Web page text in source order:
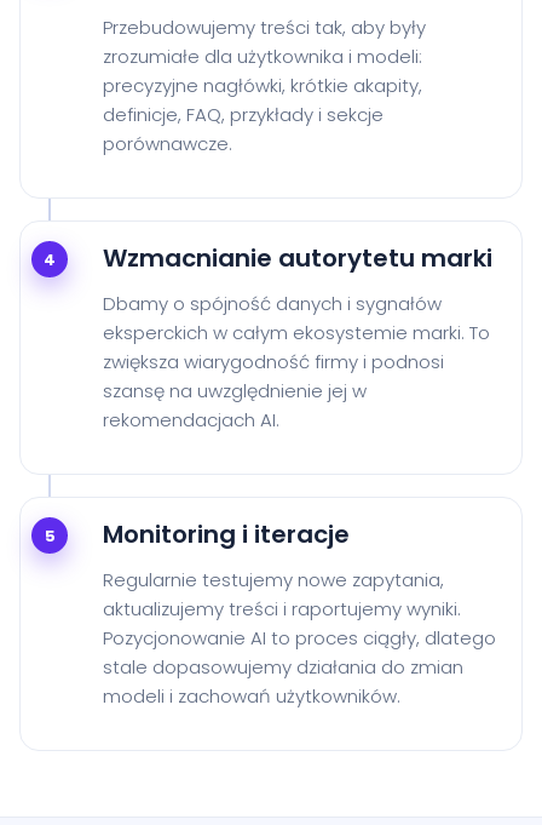
Przebudowujemy treści tak, aby były
zrozumiałe dla użytkownika i modeli:
precyzyjne nagłówki, krótkie akapity,
definicje, FAQ, przykłady i sekcje
porównawcze.
4 Wzmacnianie autorytetu marki
Dbamy o spójność danych i sygnałów
eksperckich w całym ekosystemie marki. To
zwiększa wiarygodność firmy i podnosi
szansę na uwzględnienie jej w
rekomendacjach AI.
5 Monitoring i iteracje
Regularnie testujemy nowe zapytania,
aktualizujemy treści i raportujemy wyniki.
Pozycjonowanie AI to proces ciągły, dlatego
stale dopasowujemy działania do zmian
modeli i zachowań użytkowników.